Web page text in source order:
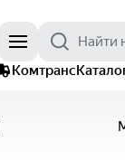
Комтранс